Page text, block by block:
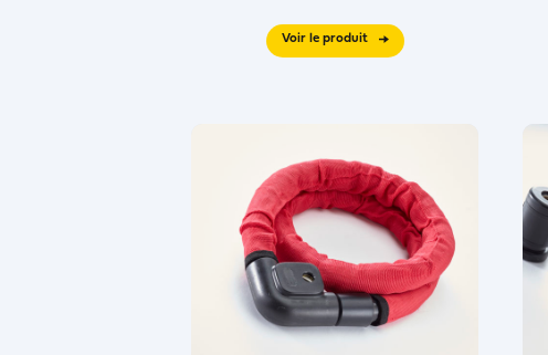
Voir le produit